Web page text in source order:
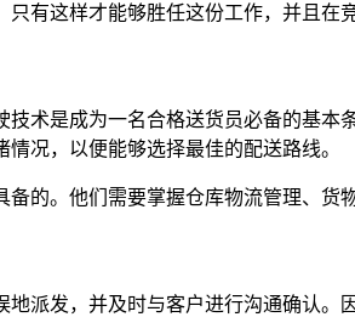
有这样才能够胜任这份工作，并且在
术是成为一名合格送货员必备的基
况，以便能够选择最佳的配送路线。
的。他们需要掌握仓库物流管理、货
派发，并及时与客户进行沟通确认